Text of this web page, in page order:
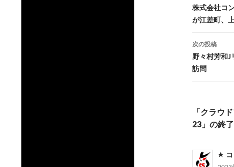
稿
ナ
ビ
ゲ
ー
ョ
ン
株式会社コ
が江差町、
次の投稿
野々村芳和J
訪問
「クラウ
23」の終